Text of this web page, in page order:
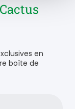
en
boîte de